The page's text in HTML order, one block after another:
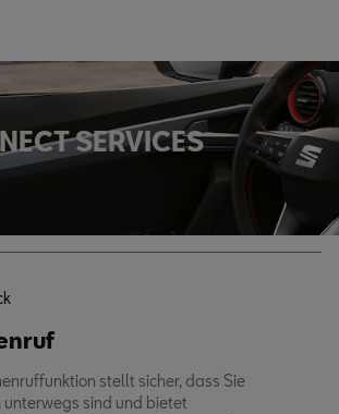
SERVICES
stellt sicher, dass Sie
unterwegs sind und bietet